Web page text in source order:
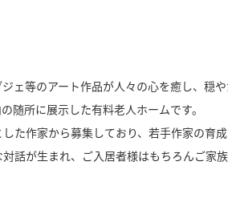
ェ等のアート作品が人々の心を癒し、穏
随所に展示した有料老人ホームです。
た作家から募集しており、若手作家の育
話が生まれ、ご入居者様はもちろんご家